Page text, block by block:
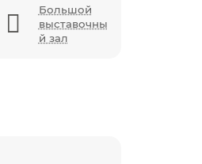
Большой
выставочны
й зал